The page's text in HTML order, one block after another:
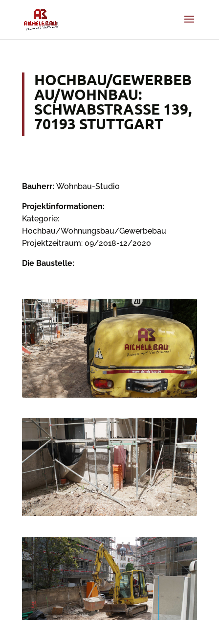
HOCHBAU/GEWERBEB
AU/WOHNBAU:
SCHWABSTRASSE 139, 7
0193 STUTTGART
Bauherr: Wohnbau-Studio
Projektinformationen:
Kategorie:
Hochbau/Wohnungsbau/Gewerbebau
Projektzeitraum: 09/2018-12/2020
Die Baustelle: